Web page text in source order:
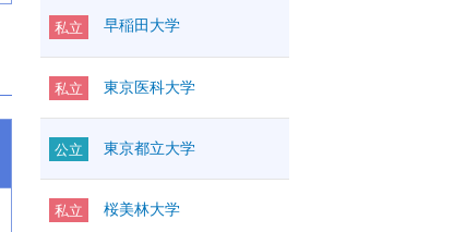
私立 早稲田大学
私立 東京医科大学
公立 東京都立大学
私立 桜美林大学